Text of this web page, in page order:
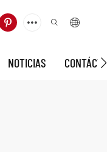
NOTICIAS